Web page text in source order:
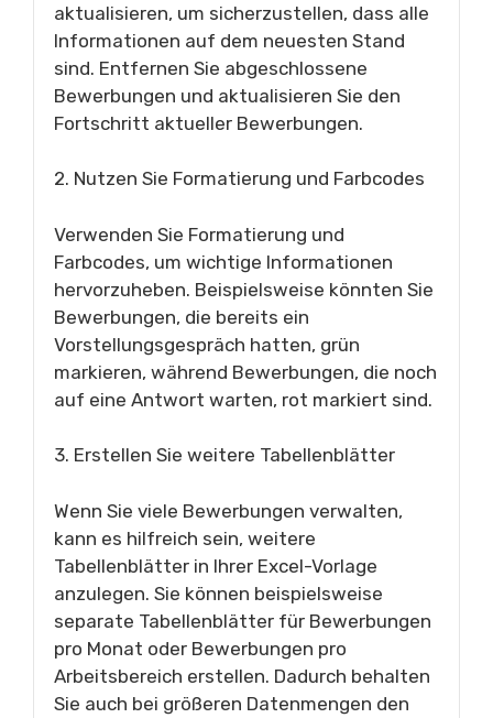
aktualisieren, um sicherzustellen, dass alle
Informationen auf dem neuesten Stand
sind. Entfernen Sie abgeschlossene
Bewerbungen und aktualisieren Sie den
Fortschritt aktueller Bewerbungen.
2. Nutzen Sie Formatierung und Farbcodes
Verwenden Sie Formatierung und
Farbcodes, um wichtige Informationen
hervorzuheben. Beispielsweise könnten Sie
Bewerbungen, die bereits ein
Vorstellungsgespräch hatten, grün
markieren, während Bewerbungen, die noch
auf eine Antwort warten, rot markiert sind.
3. Erstellen Sie weitere Tabellenblätter
Wenn Sie viele Bewerbungen verwalten,
kann es hilfreich sein, weitere
Tabellenblätter in Ihrer Excel-Vorlage
anzulegen. Sie können beispielsweise
separate Tabellenblätter für Bewerbungen
pro Monat oder Bewerbungen pro
Arbeitsbereich erstellen. Dadurch behalten
Sie auch bei größeren Datenmengen den